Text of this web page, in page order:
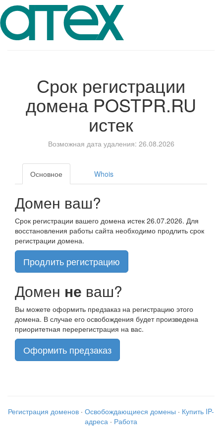
Срок регистрации
домена POSTPR.RU
истек
Возможная дата удаления: 26.08.2026
Основное Whois
Домен ваш?
Срок регистрации вашего домена истек 26.07.2026. Для
восстановления работы сайта необходимо продлить срок
регистрации домена.
Продлить регистрацию
Домен не ваш?
Вы можете оформить предзаказ на регистрацию этого
домена. В случае его освобождения будет произведена
приоритетная перерегистрация на вас.
Оформить предзаказ
Регистрация доменов · Освобождающиеся домены · Купить IP-
адреса · Работа